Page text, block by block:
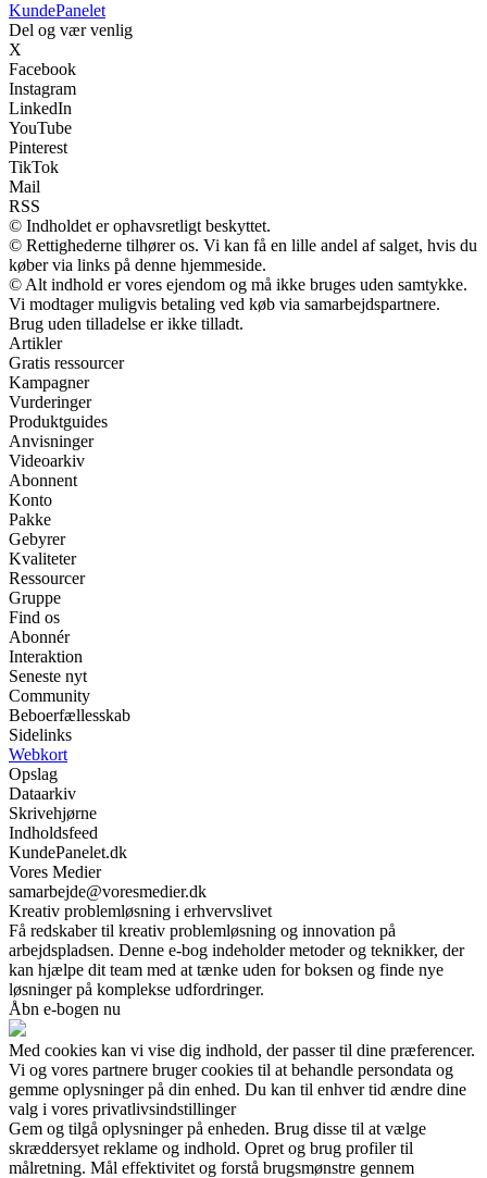
KundePanelet
Del og vær venlig
X
Facebook
Instagram
LinkedIn
YouTube
Pinterest
TikTok
Mail
RSS
© Indholdet er ophavsretligt beskyttet.
© Rettighederne tilhører os. Vi kan få en lille andel af salget, hvis du
køber via links på denne hjemmeside.
© Alt indhold er vores ejendom og må ikke bruges uden samtykke.
Vi modtager muligvis betaling ved køb via samarbejdspartnere.
Brug uden tilladelse er ikke tilladt.
Artikler
Gratis ressourcer
Kampagner
Vurderinger
Produktguides
Anvisninger
Videoarkiv
Abonnent
Konto
Pakke
Gebyrer
Kvaliteter
Ressourcer
Gruppe
Find os
Abonnér
Interaktion
Seneste nyt
Community
Beboerfællesskab
Sidelinks
Webkort
Opslag
Dataarkiv
Skrivehjørne
Indholdsfeed
KundePanelet.dk
Vores Medier
samarbejde@voresmedier.dk
Kreativ problemløsning i erhvervslivet
Få redskaber til kreativ problemløsning og innovation på
arbejdspladsen. Denne e-bog indeholder metoder og teknikker, der
kan hjælpe dit team med at tænke uden for boksen og finde nye
løsninger på komplekse udfordringer.
Åbn e-bogen nu
Med cookies kan vi vise dig indhold, der passer til dine præferencer.
Vi og vores partnere bruger cookies til at behandle persondata og
gemme oplysninger på din enhed. Du kan til enhver tid ændre dine
valg i vores privatlivsindstillinger
Gem og tilgå oplysninger på enheden. Brug disse til at vælge
skræddersyet reklame og indhold. Opret og brug profiler til
målretning. Mål effektivitet og forstå brugsmønstre gennem